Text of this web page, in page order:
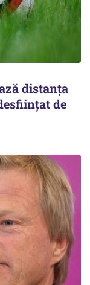
distanţa
de